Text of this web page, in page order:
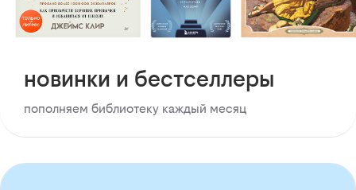
новинки и бестселлеры
пополняем библиотеку каждый месяц